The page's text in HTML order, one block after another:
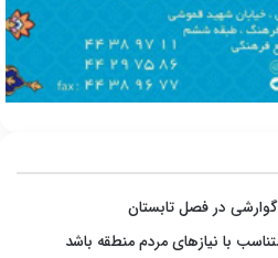
در فصل تابستان
با نیازهای مردم منطقه باشد